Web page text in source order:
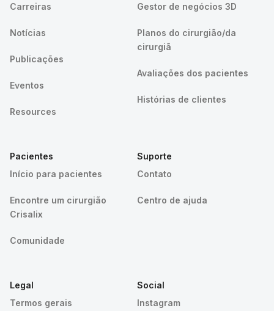
Carreiras
Notícias
Publicações
Eventos
Resources
Gestor de negócios 3D
Planos do cirurgião/da
cirurgiã
Avaliações dos pacientes
Histórias de clientes
Pacientes
Início para pacientes
Encontre um cirurgião
Crisalix
Comunidade
Suporte
Contato
Centro de ajuda
Legal
Termos gerais
Social
Instagram